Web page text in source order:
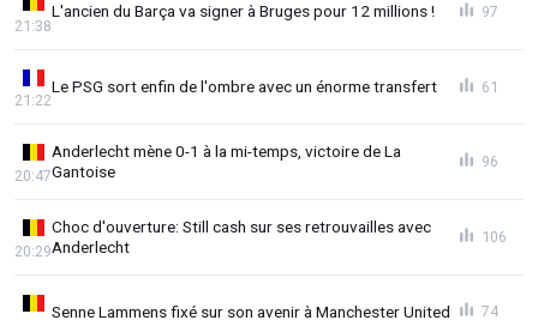
L'ancien du Barça va signer à Bruges pour 12 millions !
21:38
97
Le PSG sort enfin de l'ombre avec un énorme transfert
21:22
61
Anderlecht mène 0-1 à la mi-temps, victoire de La
Gantoise
20:47
96
Choc d'ouverture: Still cash sur ses retrouvailles avec
Anderlecht
20:29
106
Senne Lammens fixé sur son avenir à Manchester United 74